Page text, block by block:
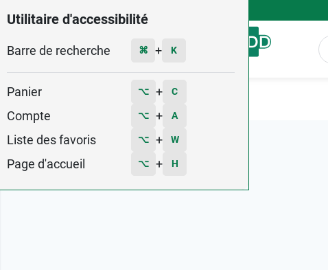
Utilitaire d'accessibilité
Barre de recherche ⌘ + K
Panier ⌥ + C
Compte ⌥ + A
Liste des favoris ⌥ + W
Page d'accueil ⌥ + H
Menu